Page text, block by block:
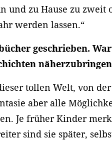
und zu Hause zu zweit
werden lassen.“
geschrieben.
tollen Welt, von
aber alle
Je früher Kinder
sind sie später,